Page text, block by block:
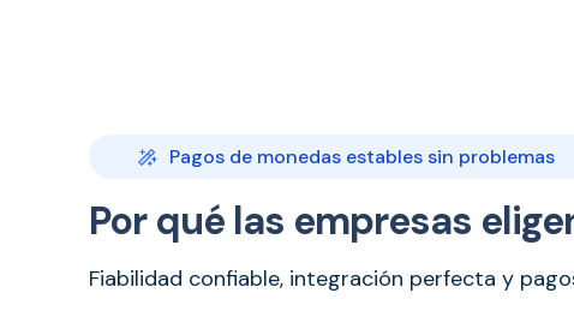
Pagos de monedas estables sin problemas
Por qué las empresas
Fiabilidad confiable, integración perfecta y